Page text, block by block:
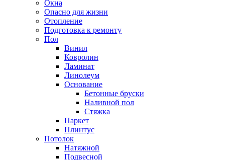
Окна
Опасно для жизни
Отопление
Подготовка к ремонту
Пол
Винил
Ковролин
Ламинат
Линолеум
Основание
Бетонные бруски
Наливной пол
Стяжка
Паркет
Плинтус
Потолок
Натяжной
Подвесной